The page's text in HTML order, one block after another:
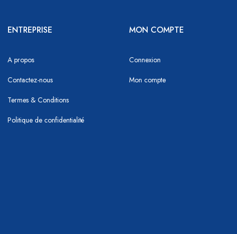
ENTREPRISE
A propos
Contactez-nous
Termes & Conditions
Politique de confidentialité
MON COMPTE
Connexion
Mon compte